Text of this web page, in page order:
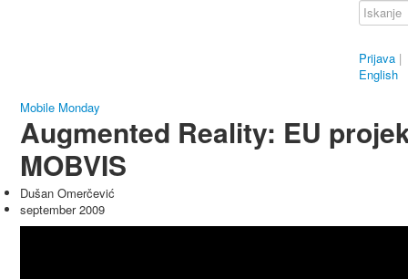
Prijava |
English
Mobile Monday
Augmented Reality: EU
MOBVIS
Dušan Omerčević
september 2009